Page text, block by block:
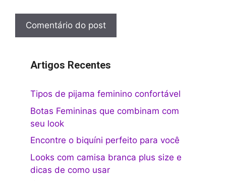
Artigos Recentes
Tipos de pijama feminino confortável
Botas Femininas que combinam com
seu look
Encontre o biquíni perfeito para você
Looks com camisa branca plus size e
dicas de como usar